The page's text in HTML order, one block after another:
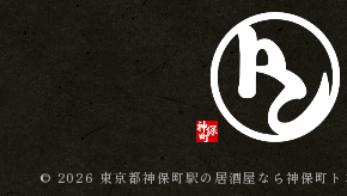
© 2026 東京都神保町駅の居酒屋なら神保町